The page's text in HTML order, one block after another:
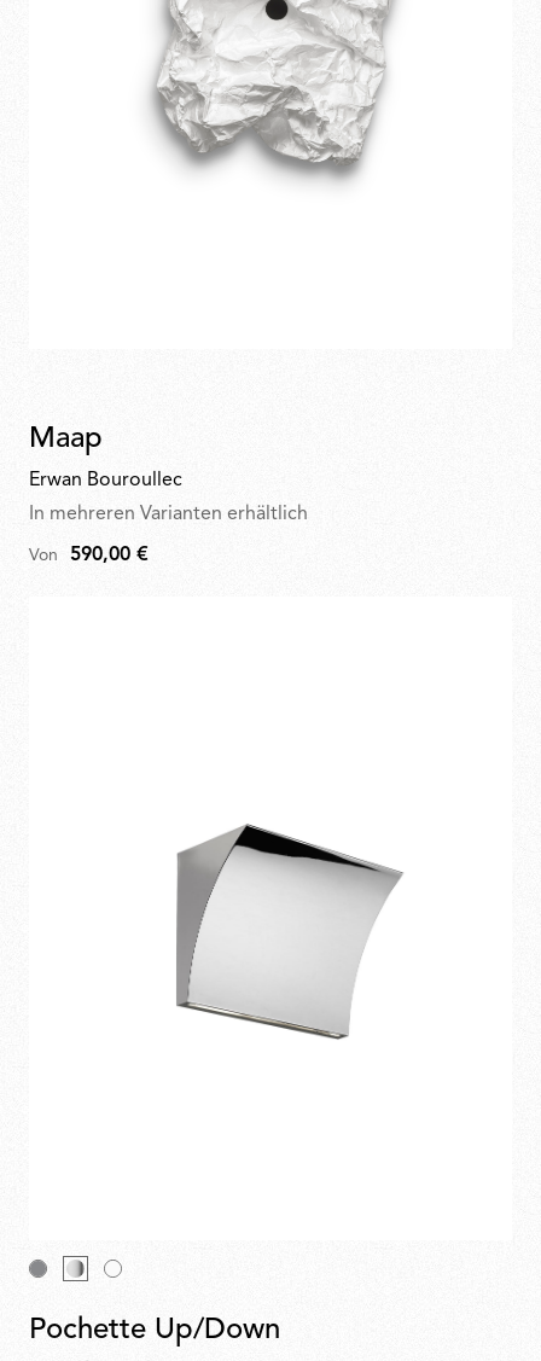
Maap
Erwan Bouroullec
In mehreren Varianten erhältlich
Von 590,00 €
Pochette Up/Down